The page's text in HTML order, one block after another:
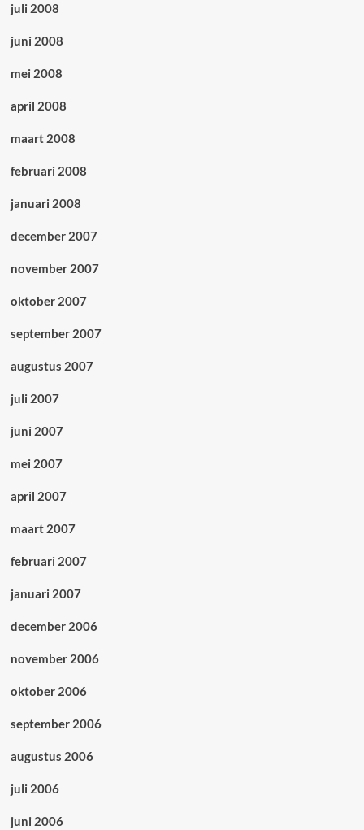
juli 2008
juni 2008
mei 2008
april 2008
maart 2008
februari 2008
januari 2008
december 2007
november 2007
oktober 2007
september 2007
augustus 2007
juli 2007
juni 2007
mei 2007
april 2007
maart 2007
februari 2007
januari 2007
december 2006
november 2006
oktober 2006
september 2006
augustus 2006
juli 2006
juni 2006